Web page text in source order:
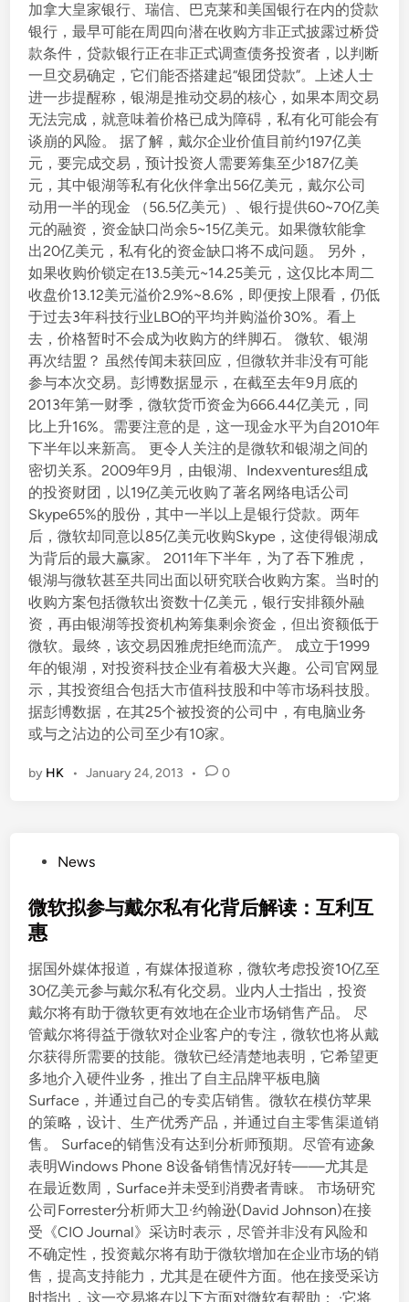
加拿大皇家银行、瑞信、巴克莱和美国银行在内的贷款
银行，最早可能在周四向潜在收购方非正式披露过桥贷
款条件，贷款银行正在非正式调查债务投资者，以判断
一旦交易确定，它们能否搭建起“银团贷款”。上述人士
进一步提醒称，银湖是推动交易的核心，如果本周交易
无法完成，就意味着价格已成为障碍，私有化可能会有
谈崩的风险。 据了解，戴尔企业价值目前约197亿美
元，要完成交易，预计投资人需要筹集至少187亿美
元，其中银湖等私有化伙伴拿出56亿美元，戴尔公司
动用一半的现金 （56.5亿美元）、银行提供60~70亿美
元的融资，资金缺口尚余5~15亿美元。如果微软能拿
出20亿美元，私有化的资金缺口将不成问题。 另外，
如果收购价锁定在13.5美元~14.25美元，这仅比本周二
收盘价13.12美元溢价2.9%~8.6%，即便按上限看，仍低
于过去3年科技行业LBO的平均并购溢价30%。看上
去，价格暂时不会成为收购方的绊脚石。 微软、银湖
再次结盟？ 虽然传闻未获回应，但微软并非没有可能
参与本次交易。彭博数据显示，在截至去年9月底的
2013年第一财季，微软货币资金为666.44亿美元，同
比上升16%。需要注意的是，这一现金水平为自2010年
下半年以来新高。 更令人关注的是微软和银湖之间的
密切关系。2009年9月，由银湖、Indexventures组成
的投资财团，以19亿美元收购了著名网络电话公司
Skype65%的股份，其中一半以上是银行贷款。两年
后，微软却同意以85亿美元收购Skype，这使得银湖成
为背后的最大赢家。 2011年下半年，为了吞下雅虎，
银湖与微软甚至共同出面以研究联合收购方案。当时的
收购方案包括微软出资数十亿美元，银行安排额外融
资，再由银湖等投资机构筹集剩余资金，但出资额低于
微软。最终，该交易因雅虎拒绝而流产。 成立于1999
年的银湖，对投资科技企业有着极大兴趣。公司官网显
示，其投资组合包括大市值科技股和中等市场科技股。
据彭博数据，在其25个被投资的公司中，有电脑业务
或与之沾边的公司至少有10家。
by HK • January 24, 2013 • 0
s
t
d
i
n
News
微软拟参与戴尔私有化背后解读：互利互
惠
据国外媒体报道，有媒体报道称，微软考虑投资10亿至
30亿美元参与戴尔私有化交易。业内人士指出，投资
戴尔将有助于微软更有效地在企业市场销售产品。 尽
管戴尔将得益于微软对企业客户的专注，微软也将从戴
尔获得所需要的技能。微软已经清楚地表明，它希望更
多地介入硬件业务，推出了自主品牌平板电脑
Surface，并通过自己的专卖店销售。微软在模仿苹果
的策略，设计、生产优秀产品，并通过自主零售渠道销
售。 Surface的销售没有达到分析师预期。尽管有迹象
表明Windows Phone 8设备销售情况好转——尤其是
在最近数周，Surface并未受到消费者青睐。 市场研究
公司Forrester分析师大卫·约翰逊(David Johnson)在接
受《CIO Journal》采访时表示，尽管并非没有风险和
不确定性，投资戴尔将有助于微软增加在企业市场的销
售，提高支持能力，尤其是在硬件方面。他在接受采访
时指出，这一交易将在以下方面对微软有帮助： ·它将